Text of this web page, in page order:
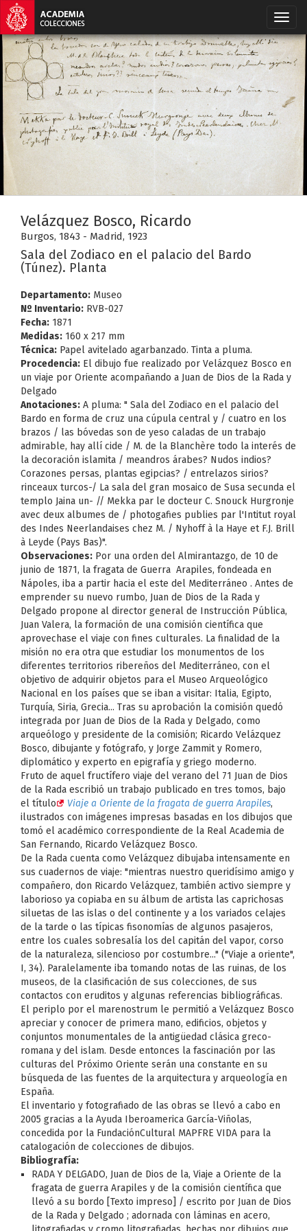
Velázquez Bosco, Ricardo
Burgos, 1843 - Madrid, 1923
Sala del Zodiaco en el palacio del Bardo
(Túnez). Planta
Departamento: Museo
Nº Inventario: RVB-027
Fecha: 1871
Medidas: 160 x 217 mm
Técnica: Papel avitelado agarbanzado. Tinta a pluma.
Procedencia: El dibujo fue realizado por Velázquez Bosco en
un viaje por Oriente acompañando a Juan de Dios de la Rada y
Delgado
Anotaciones: A pluma: " Sala del Zodiaco en el palacio del
Bardo en forma de cruz una cúpula central y / cuatro en los
brazos / las bóvedas son de yeso caladas de un trabajo
admirable, hay allí cide / M. de la Blanchère todo la interés de
la decoración islamita / meandros árabes? Nudos indios?
Corazones persas, plantas egipcias? / entrelazos sirios?
rinceaux turcos-/ La sala del gran mosaico de Susa secunda el
templo Jaina un- // Mekka par le docteur C. Snouck Hurgronje
avec deux albumes de / photogafies publies par l'Intitut royal
des Indes Neerlandaises chez M. / Nyhoff à la Haye et F.J. Brill
à Leyde (Pays Bas)".
Observaciones: Por una orden del Almirantazgo, de 10 de
junio de 1871, la fragata de Guerra Arapiles, fondeada en
Nápoles, iba a partir hacia el este del Mediterráneo . Antes de
emprender su nuevo rumbo, Juan de Dios de la Rada y
Delgado propone al director general de Instrucción Pública,
Juan Valera, la formación de una comisión científica que
aprovechase el viaje con fines culturales. La finalidad de la
misión no era otra que estudiar los monumentos de los
diferentes territorios ribereños del Mediterráneo, con el
objetivo de adquirir objetos para el Museo Arqueológico
Nacional en los países que se iban a visitar: Italia, Egipto,
Turquía, Siria, Grecia... Tras su aprobación la comisión quedó
integrada por Juan de Dios de la Rada y Delgado, como
arqueólogo y presidente de la comisión; Ricardo Velázquez
Bosco, dibujante y fotógrafo, y Jorge Zammit y Romero,
diplomático y experto en epigrafía y griego moderno.
Fruto de aquel fructífero viaje del verano del 71 Juan de Dios
de la Rada escribió un trabajo publicado en tres tomos, bajo
el título
Viaje a Oriente de la fragata de guerra Arapiles,
ilustrados con imágenes impresas basadas en los dibujos que
tomó el académico correspondiente de la Real Academia de
San Fernando, Ricardo Velázquez Bosco.
De la Rada cuenta como Velázquez dibujaba intensamente en
sus cuadernos de viaje: "mientras nuestro queridísimo amigo y
compañero, don Ricardo Velázquez, también activo siempre y
laborioso ya copiaba en su álbum de artista las caprichosas
siluetas de las islas o del continente y a los variados celajes
de la tarde o las típicas fisonomías de algunos pasajeros,
entre los cuales sobresalía los del capitán del vapor, corso
de la naturaleza, silencioso por costumbre..." ("Viaje a oriente",
I, 34). Paralelamente iba tomando notas de las ruinas, de los
museos, de la clasificación de sus colecciones, de sus
contactos con eruditos y algunas referencias bibliográficas.
El periplo por el marenostrum le permitió a Velázquez Bosco
apreciar y conocer de primera mano, edificios, objetos y
conjuntos monumentales de la antigüedad clásica greco-
romana y del islam. Desde entonces la fascinación por las
culturas del Próximo Oriente serán una constante en su
búsqueda de las fuentes de la arquitectura y arqueología en
España.
El inventario y fotografiado de las obras se llevó a cabo en
2005 gracias a la Ayuda Iberoamerica García-Viñolas,
concedida por la FundaciónCultural MAPFRE VIDA para la
catalogación de colecciones de dibujos.
Bibliografía:
RADA Y DELGADO, Juan de Dios de la, Viaje a Oriente de la
fragata de guerra Arapiles y de la comisión científica que
llevó a su bordo [Texto impreso] / escrito por Juan de Dios
de la Rada y Delgado ; adornada con láminas en acero,